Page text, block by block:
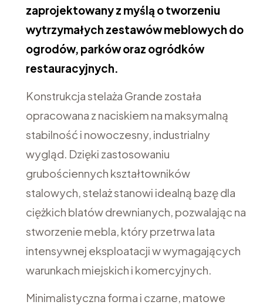
zaprojektowany z myślą o tworzeniu
wytrzymałych zestawów meblowych do
ogrodów, parków oraz ogródków
restauracyjnych.
Konstrukcja stelaża Grande została
opracowana z naciskiem na maksymalną
stabilność i nowoczesny, industrialny
wygląd. Dzięki zastosowaniu
grubościennych kształtowników
stalowych, stelaż stanowi idealną bazę dla
ciężkich blatów drewnianych, pozwalając na
stworzenie mebla, który przetrwa lata
intensywnej eksploatacji w wymagających
warunkach miejskich i komercyjnych.
Minimalistyczna forma i czarne, matowe